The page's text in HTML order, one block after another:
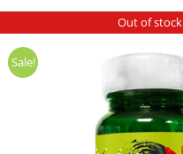
Out of stock
Sale!